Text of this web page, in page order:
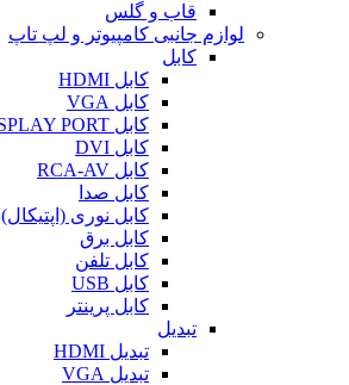
قاب و گلس
لوازم جانبی کامپیوتر و لپ تاپ
کابل
کابل HDMI
کابل VGA
کابل DISPLAY PORT
کابل DVI
کابل RCA-AV
کابل صدا
کابل نوری (اپتیکال)
کابل برق
کابل تلفن
کابل USB
کابل پرینتر
تبدیل
تبدیل HDMI
تبدیل VGA